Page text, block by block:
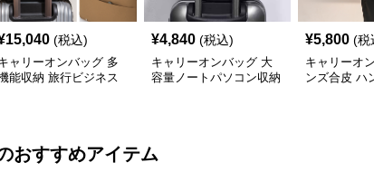
15,040 (税込)
ャリーオンバッグ 多
能収納 旅行ビジネス
¥4,840 (税込)
キャリーオンバッグ 大
容量ノートパソコン収納
¥5,800 (税
キャリーオ
ンズ合皮 ハ
おすすめアイテム